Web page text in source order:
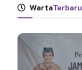
WartaTerbaru